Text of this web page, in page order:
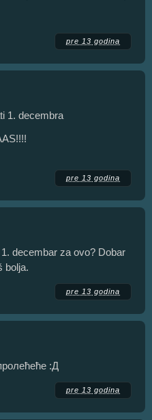
pre 13 godina
1. decembra
pre 13 godina
decembar za ovo? Dobar
bolja.
pre 13 godina
:Д
pre 13 godina